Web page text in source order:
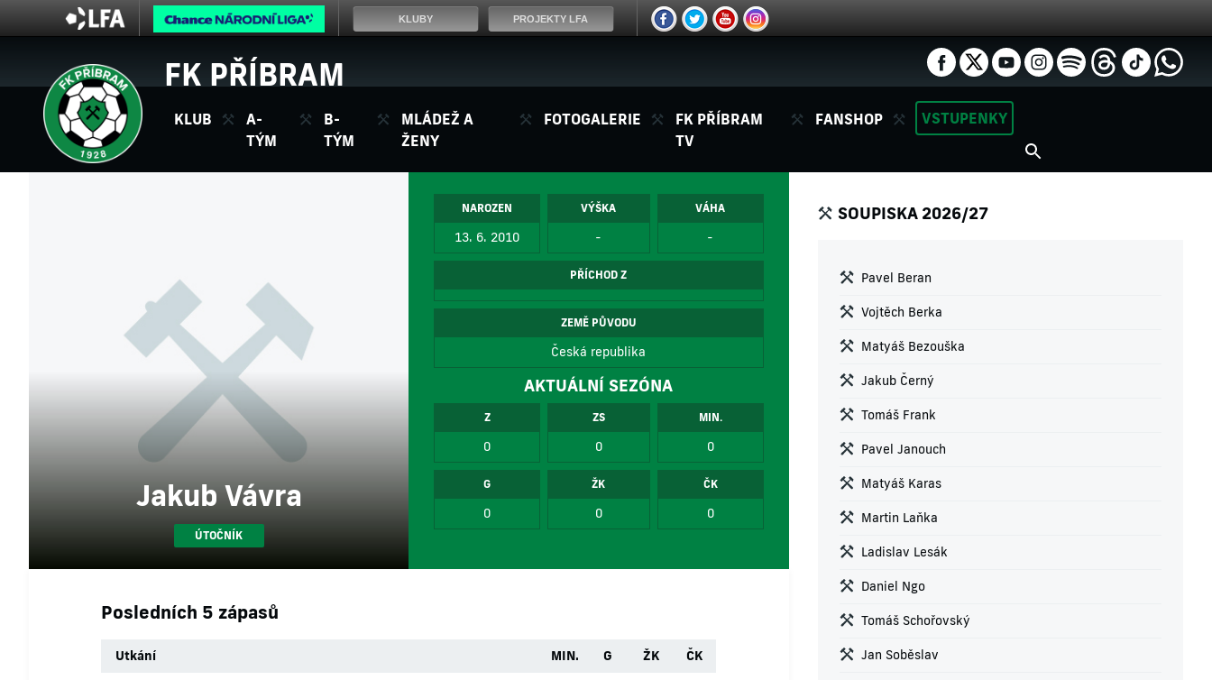
FK PŘÍBRAM
KLUB
A-
TÝM
B-
TÝM
MLÁDEŽ A
ŽENY
FOTOGALERIE
FK PŘÍBRAM
TV
FANSHOP VSTUPENKY
Jakub Vávra
ÚTOČNÍK
NAROZEN
13. 6. 2010
VÝŠKA
-
VÁHA
-
PŘÍCHOD Z
ZEMĚ PŮVODU
Česká republika
AKTUÁLNÍ SEZÓNA
Z
0
ZS
0
MIN.
0
G
0
ŽK
0
ČK
0
Posledních 5 zápasů
Utkání MIN. G ŽK ČK
SOUPISKA 2026/27
Pavel Beran
Vojtěch Berka
Matyáš Bezouška
Jakub Černý
Tomáš Frank
Pavel Janouch
Matyáš Karas
Martin Laňka
Ladislav Lesák
Daniel Ngo
Tomáš Schořovský
Jan Soběslav
KLUBY PROJEKTY LFA